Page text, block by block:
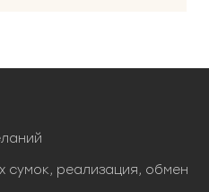
сумок, реализация, обмен